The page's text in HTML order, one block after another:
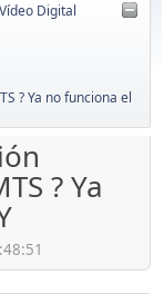
Digital
? Ya no funciona el
? Ya